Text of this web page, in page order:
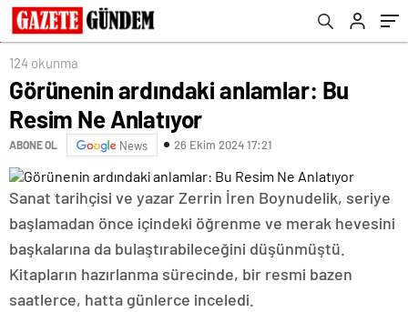
124 okunma
Görünenin ardındaki anlamlar: Bu
Resim Ne Anlatıyor
ABONE OL News 26 Ekim 2024 17:21
Sanat tarihçisi ve yazar Zerrin İren Boynudelik, seriye
başlamadan önce içindeki öğrenme ve merak hevesini
başkalarına da bulaştırabileceğini düşünmüştü.
Kitapların hazırlanma sürecinde, bir resmi bazen
saatlerce, hatta günlerce inceledi.